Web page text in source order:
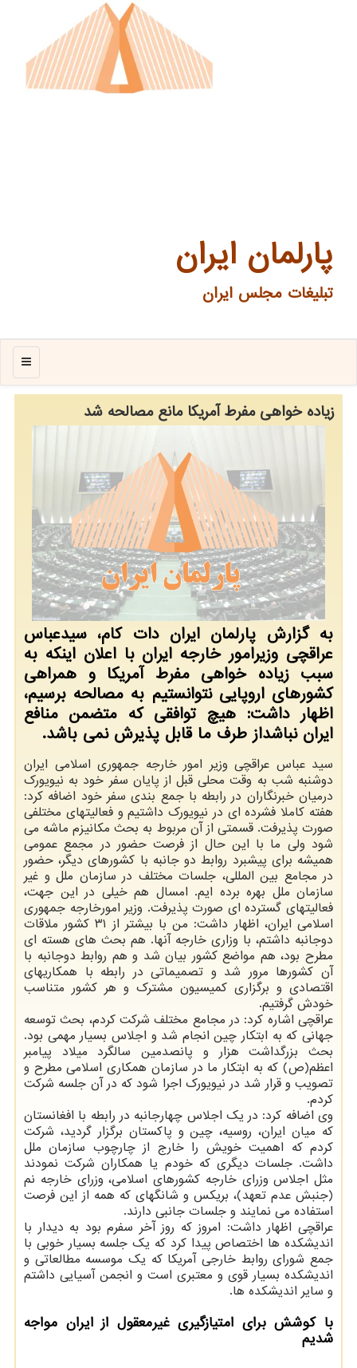
پارلمان ایران
تبلیغات مجلس ایران
منو
زیاده خواهی مفرط آمریکا مانع مصالحه شد
به گزارش پارلمان ایران دات کام، سیدعباس
عراقچی وزیرامور خارجه ایران با اعلان اینکه به
سبب زیاده خواهی مفرط آمریکا و همراهی
کشورهای اروپایی نتوانستیم به مصالحه برسیم،
اظهار داشت: هیچ توافقی که متضمن منافع
ایران نباشداز طرف ما قابل پذیرش نمی باشد.
سید عباس عراقچی وزیر امور خارجه جمهوری اسلامی ایران
دوشنبه شب به وقت محلی قبل از پایان سفر خود به نیویورک
درمیان خبرنگاران در رابطه با جمع بندی سفر خود اضافه کرد:
هفته کاملا فشرده ای در نیویورک داشتیم و فعالیتهای مختلفی
صورت پذیرفت. قسمتی از آن مربوط به بحث مکانیزم ماشه می
شود ولی ما با این حال از فرصت حضور در مجمع عمومی
همیشه برای پیشبرد روابط دو جانبه با کشورهای دیگر، حضور
در مجامع بین المللی، جلسات مختلف در سازمان ملل و غیر
سازمان ملل بهره برده ایم. امسال هم خیلی در این جهت،
فعالیتهای گسترده ای صورت پذیرفت. وزیر امورخارجه جمهوری
اسلامی ایران، اظهار داشت: من با بیشتر از ۳۱ کشور ملاقات
دوجانبه داشتم، با وزاری خارجه آنها. هم بحث های هسته ای
مطرح بود، هم مواضع کشور بیان شد و هم روابط دوجانبه با
آن کشورها مرور شد و تصمیماتی در رابطه با همکاریهای
اقتصادی و برگزاری کمیسیون مشترک و هر کشور متناسب
خودش گرفتیم.
عراقچی اشاره کرد: در مجامع مختلف شرکت کردم، بحث توسعه
جهانی که به ابتکار چین انجام شد و اجلاس بسیار مهمی بود.
بحث بزرگداشت هزار و پانصدمین سالگرد میلاد پیامبر
اعظم(ص) که به ابتکار ما در سازمان همکاری اسلامی مطرح و
تصویب و قرار شد در نیویورک اجرا شود که در آن جلسه شرکت
کردم.
وی اضافه کرد: در یک اجلاس چهارجانبه در رابطه با افغانستان
که میان ایران، روسیه، چین و پاکستان برگزار گردید، شرکت
کردم که اهمیت خویش را خارج از چارچوب سازمان ملل
داشت. جلسات دیگری که خودم یا همکاران شرکت نمودند
مثل اجلاس وزرای خارجه کشورهای اسلامی، وزرای خارجه نم
(جنبش عدم تعهد)، بریکس و شانگهای که همه از این فرصت
استفاده می نمایند و جلسات جانبی دارند.
عراقچی اظهار داشت: امروز که روز آخر سفرم بود به دیدار با
اندیشکده ها اختصاص پیدا کرد که یک جلسه بسیار خوبی با
جمع شورای روابط خارجی آمریکا که یک موسسه مطالعاتی و
اندیشکده بسیار قوی و معتبری است و انجمن آسیایی داشتم
و سایر اندیشکده ها.
با کوشش برای امتیازگیری غیرمعقول از ایران مواجه
شدیم